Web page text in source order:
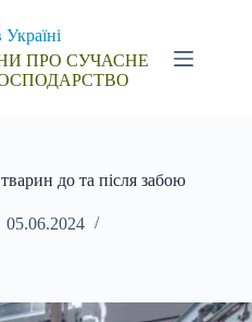
ПРО СУЧАСНЕ
до та після забою
05.06.2024